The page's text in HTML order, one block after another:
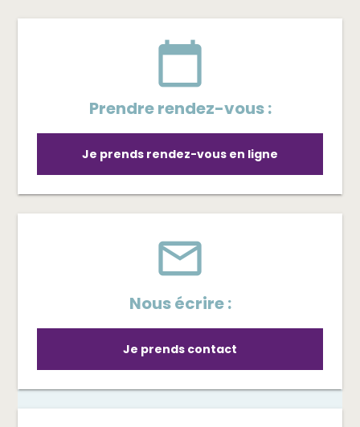
calendar_today
Prendre rendez-vous :
Je prends rendez-vous en ligne
mail_outline
Nous écrire :
Je prends contact